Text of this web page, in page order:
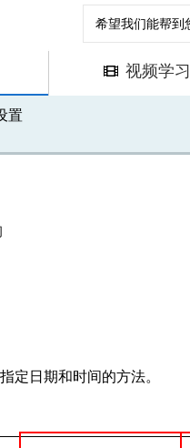
视频学习
置
定日期和时间的方法。